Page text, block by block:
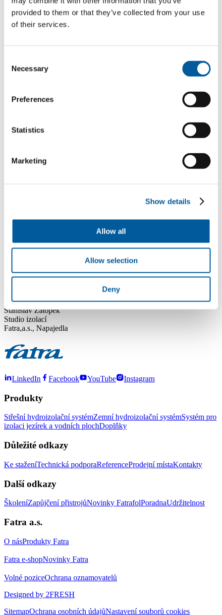
provided to them or that they’ve collected from your use
of their services.
Selection
Necessary
Preferences
Statistics
Marketing
Show details
Allow all
Allow selection
Deny
následně vyvedena na ytong do výše 50 cm tj. výška soklu. Chtěl
bych poradit zda hydroizolaci dát pod polystyrénové zateplení nebo
až na něj. Čím bych měl hydroizolaci lepit na beton ( ytong)
Dobrý den,
doporučeno do úrovně min. 300 mm nad upravený terén. Pokud
bude hydroizolační povlak převeden výše je to naprosto v pořádku.
a technologickém předpisu FATRAFOL-S, který je ke stažení ma
našich webových stránkách www.fatrafol.cz.
Obecně lze konstatovat, že hydroizolační povlak je ukončován
navařením na profil z poplastovaného plechu VIPLANYL 60 -
stěnová lišta rozvinuté šířky 71 mm, která je ktvena do konstrukce
300g/m2; z toho vyplývá, že se nelepí k podkladu.
Kotvení XPS desek do podkladu je pak doporučeno při jejich
hormím okraji a v při spodním okraji je pak nutno fixovat XPS
desky sevřením stavební konstrukcí ( okapový chodník, přídlažba,
kačírek apod.). Pokud je nutné kotvit tyto desky v ploše nad úrovní
upraveného terénu doporučujeme v místě perforace fólie kotevním
tmelem kterým dřík kotevního prvku obalíme před jeho instalací.
Stanislav Zátopek
Studio izolací
Fatra,a.s., Napajedla
LinkedIn Facebook YouTube Instagram
Produkty
Střešní hydroizolační systémZemní hydroizolační systémSystém pro
izolaci jezírek a vodních plochDoplňky
Důležité odkazy
Ke staženíTechnická podporaReferenceProdejní místaKontakty
Další odkazy
ŠkoleníZapůjčení přistrojůNovinky FatrafolPoradnaUdržitelnost
Fatra a.s.
O násProdukty Fatra
Fatra e-shopNovinky Fatra
Volné poziceOchrana oznamovatelů
Designed by 2FRESH
SitemapOchrana osobních údajůNastavení souborů cookies